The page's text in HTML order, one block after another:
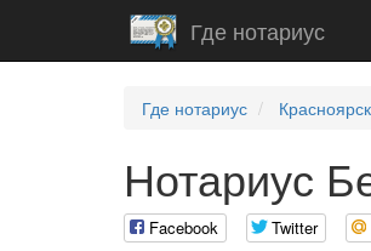
Где нотариус
Где нотариус
Нотариус
Facebook Twitter